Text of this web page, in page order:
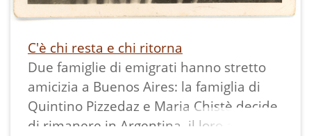
C'è chi resta e chi ritorna
Due famiglie di emigrati hanno stretto
amicizia a Buenos Aires: la famiglia di
Quintino Pizzedaz e Maria Chistè decide
di rimanere in Argentina, il loro amici